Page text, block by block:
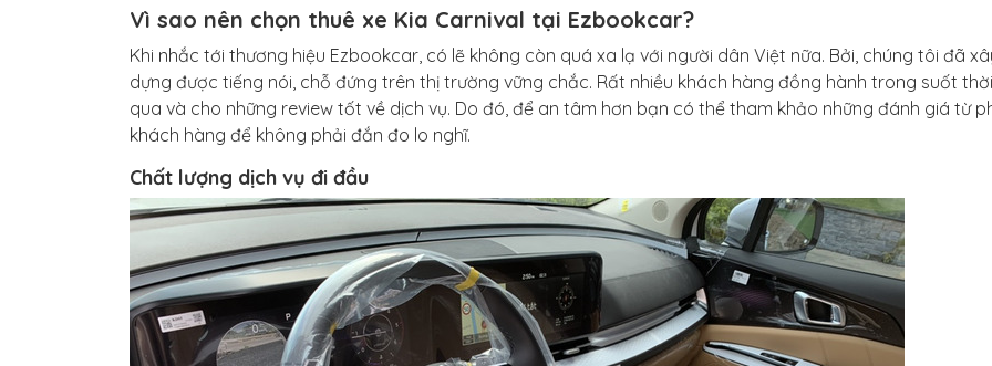
Vì sao nên chọn thuê xe Kia Carnival tại Ezbookcar?
Khi nhắc tới thương hiệu Ezbookcar, có lẽ không còn quá xa lạ với người dân Việt nữa. Bởi, chúng tôi đã
dựng được tiếng nói, chỗ đứng trên thị trường vững chắc. Rất nhiều khách hàng đồng hành trong suốt
qua và cho những review tốt về dịch vụ. Do đó, để an tâm hơn bạn có thể tham khảo những đánh giá từ
khách hàng để không phải đắn đo lo nghĩ.
Chất lượng dịch vụ đi đầu